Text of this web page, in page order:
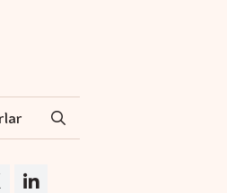
ilk yarısında değer kaybetti